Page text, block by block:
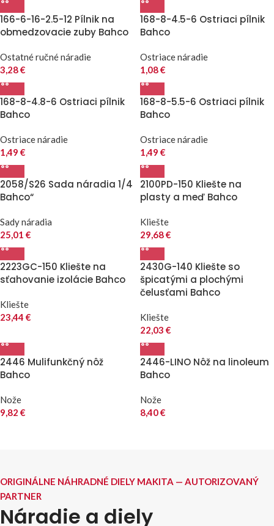
166-6-16-2.5-12 Pílnik na
obmedzovacie zuby Bahco
Ostatné ručné náradie
3,28€
168-8-4.5-6 Ostriaci pílnik
Bahco
Ostriace náradie
1,08€
168-8-4.8-6 Ostriaci pílnik
Bahco
Ostriace náradie
1,49 €
168-8-5.5-6 Ostriaci pílnik
Bahco
Ostriace náradie
1,49 €
2058/S26 Sada náradia 1/4
Bahco“
Sady náradia
25,01 €
2100PD-150 Kliešte na
plasty a meď Bahco
Kliešte
29,68€
2223GC-150 Kliešte na
sťahovanie izolácie Bahco
Kliešte
23,44 €
2430G-140 Kliešte so
špicatými a plochými
čelusťami Bahco
Kliešte
22,03 €
2446 Mulifunkčný nôž
Bahco
Nože
9,82 €
2446-LINO Nôž na linoleum
Bahco
Nože
8,40€
ORIGINÁLNE NÁHRADNÉ DIELY MAKITA — AUTORIZOVANÝ
PARTNER
Náradie a diely